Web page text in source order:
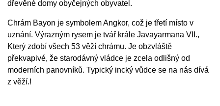
dřevěné domy obyčejných obyvatel.
Chrám Bayon je symbolem Angkor, což je třetí místo v
uznání. Výrazným rysem je tvář krále Javayarmana VII.,
Který zdobí všech 53 věží chrámu. Je obzvláště
překvapivé, že starodávný vládce je zcela odlišný od
moderních panovníků. Typický incký vůdce se na nás dívá
z věží.!